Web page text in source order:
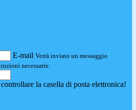
E-mail Verrà inviato un messaggio
necessarie.
la casella di posta elettronica!